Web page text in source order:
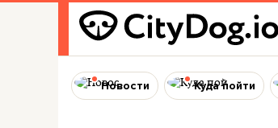
Новости Куда пойти